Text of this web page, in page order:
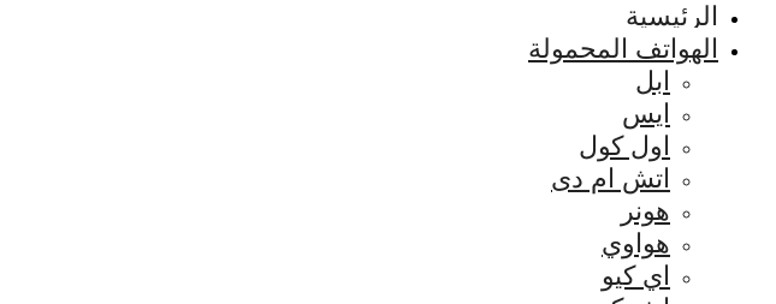
الرئيسية
الهواتف المحمولة
ابل
ايس
اول كول
اتش ام دى
هونر
هواوي
اي كيو